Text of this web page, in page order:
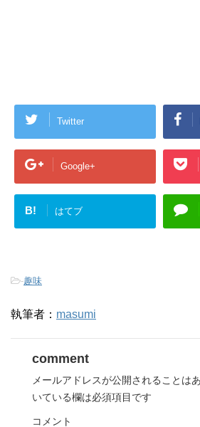
Twitter
Google+
B! はてブ
-趣味
執筆者： masumi
comment
メールアドレスが公開されることは
いている欄は必須項目です
コメント